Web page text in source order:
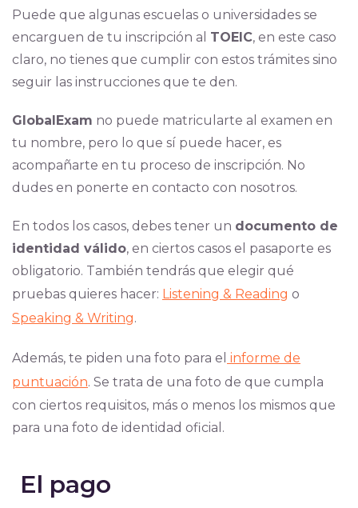
Puede que algunas escuelas o universidades se
encarguen de tu inscripción al TOEIC, en este caso
claro, no tienes que cumplir con estos trámites sino
seguir las instrucciones que te den.
GlobalExam no puede matricularte al examen en
tu nombre, pero lo que sí puede hacer, es
acompañarte en tu proceso de inscripción. No
dudes en ponerte en contacto con nosotros.
En todos los casos, debes tener un documento de
identidad válido, en ciertos casos el pasaporte es
obligatorio. También tendrás que elegir qué
pruebas quieres hacer: Listening & Reading o
Speaking & Writing.
Además, te piden una foto para el informe de
puntuación. Se trata de una foto de que cumpla
con ciertos requisitos, más o menos los mismos que
para una foto de identidad oficial.
El pago